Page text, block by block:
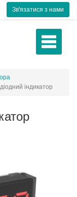
Зв'язатися з нами
індикатор